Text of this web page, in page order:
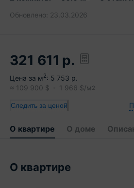
Обновлено: 23.03.2026
321 611 р.
Цена за м2: 5 753 р.
≈ 109 900 $ 1 966 $/м 2
Следить за ценой
О квартире О доме
О квартире